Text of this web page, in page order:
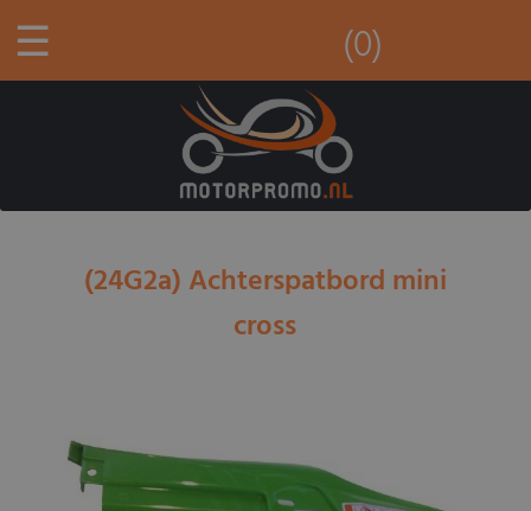
☰ (0)
(24G2a) Achterspatbord mini
cross